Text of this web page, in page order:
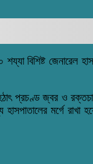
শয্যা বিশিষ্ট জেনারেল
ৎ প্রচণ্ড জ্বর ও
মর্গে